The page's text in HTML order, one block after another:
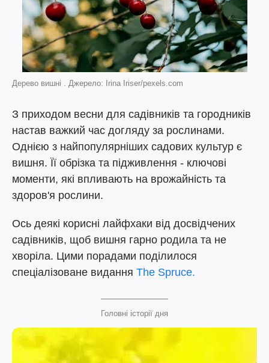
Дерево вишні . Джерело: Irina Iriser/pexels.com
З приходом весни для садівників та городників
настав важкий час догляду за рослинами.
Однією з найпопулярніших садових культур є
вишня. Її обрізка та підживлення - ключові
моменти, які впливають на врожайність та
здоров'я рослини.
Ось деякі корисні лайфхаки від досвідчених
садівників, щоб вишня гарно родила та не
хворіла. Цими порадами поділилося
спеціалізоване видання The Spruce.
Головні історії дня